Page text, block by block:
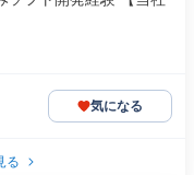
気になる
る